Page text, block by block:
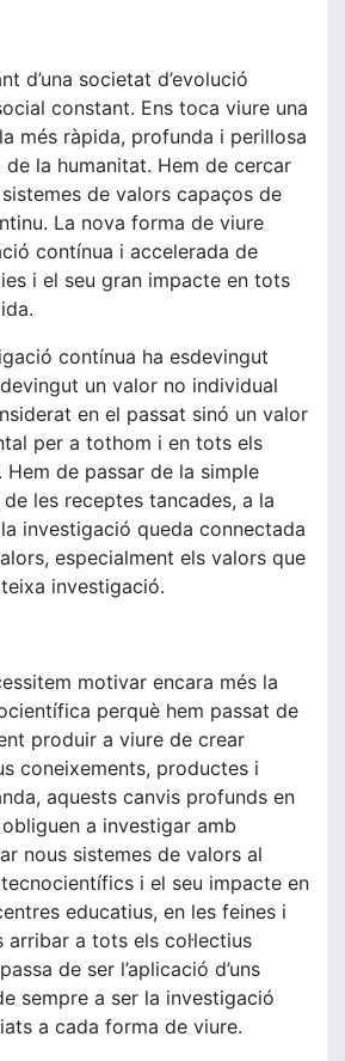
d’una societat d’evolució
constant. Ens toca viure una
més ràpida, profunda i perillosa
la humanitat. Hem de cercar
de valors capaços de
La nova forma de viure
contínua i accelerada de
i el seu gran impacte en tots
contínua ha esdevingut
un valor no individual
en el passat sinó un valor
per a tothom i en tots els
de passar de la simple
les receptes tancades, a la
investigació queda connectada
especialment els valors que
investigació.
motivar encara més la
perquè hem passat de
produir a viure de crear
coneixements, productes i
aquests canvis profunds en
a investigar amb
nous sistemes de valors al
i el seu impacte en
educatius, en les feines i
arribar a tots els col·lectius
de ser l’aplicació d’uns
sempre a ser la investigació
a cada forma de viure.